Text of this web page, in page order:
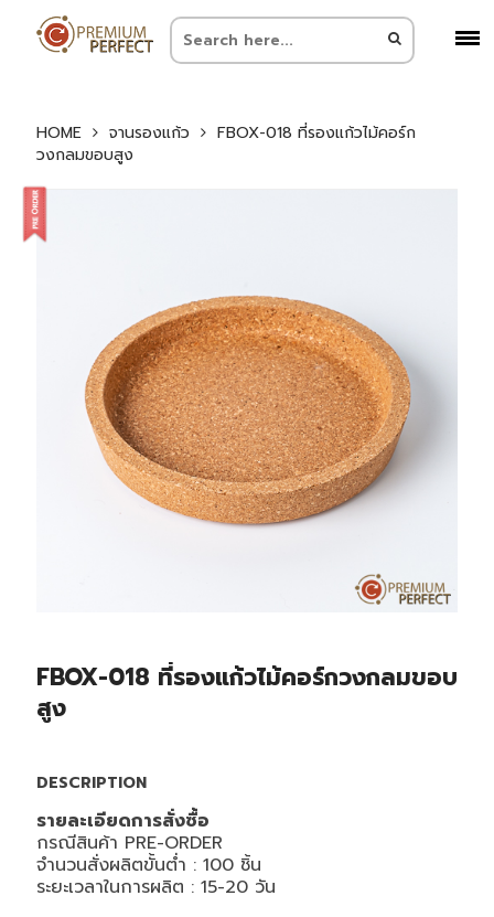
HOME จานรองแก้ว
FBOX-018 ที่รองแก้วไม้คอร์ก
วงกลมขอบสูง
FBOX-018 ที่รองแก้วไม้คอร์กวงกลมขอบ
สูง
DESCRIPTION
รายละเอียดการสั่งซื้อ
กรณีสินค้า PRE-ORDER
จำนวนสั่งผลิตขั้นต่ำ : 100 ชิ้น
ระยะเวลาในการผลิต : 15-20 วัน